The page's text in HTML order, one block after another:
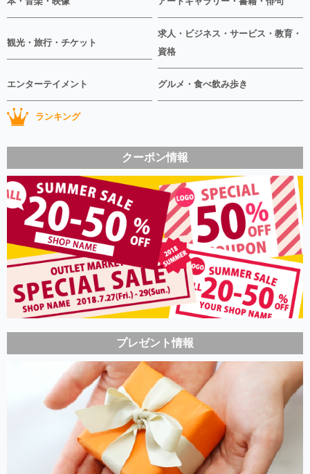
観光・旅行・チケット
求人・ビジネス・サービス・教育・
資格
エンターテイメント グルメ・食べ飲み歩き
ランキング
クーポン情報
プレゼント情報